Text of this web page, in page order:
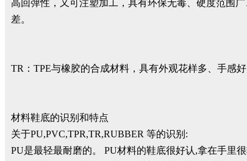
高回弹性，又可注塑加工，具有环保无毒、硬度范围
差。
TR：TPE与橡胶的合成材料，具有外观花样多、手感
材料鞋底的识别和特点
关于PU,PVC,TPR,TR,RUBBER 等的识别:
PU是最轻最耐磨的。 PU材料的鞋底很好认,拿在手里